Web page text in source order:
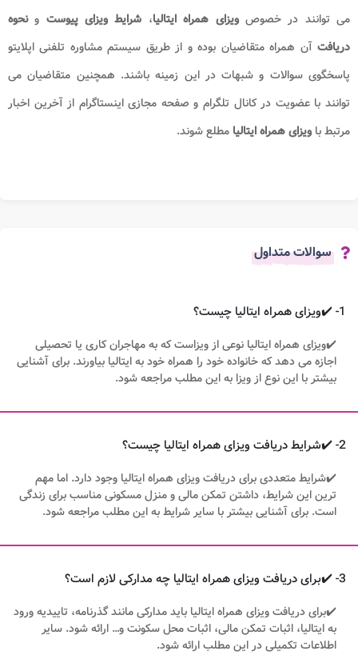
می توانند در خصوصویزای همراه ایتالیا، شرایط ویزای پیوست ونحوه
دریافت آن همراه متقاضیان بوده و از طریق سیستم مشاوره تلفنی اپلایتو
پاسخگوی سوالات و شبهات در این زمینه باشند. همچنین متقاضیان می
توانند با عضویت در کانال تلگرام و صفحه مجازی اینستاگرام از آخرین اخبار
مرتبط با ویزای همراه ایتالیا مطلع شوند.
سوالات متداول
1- ✔️ویزای همراه ایتالیا چیست؟
✔️ویزای همراه ایتالیا نوعی از ویزاست که به مهاجران کاری یا تحصیلی
اجازه می دهد که خانواده خود را همراه خود به ایتالیا بیاورند. برای آشنایی
بیشتر با این نوع از ویزا به این مطلب مراجعه شود.
2- ✔️شرایط دریافت ویزای همراه ایتالیا چیست؟
✔️شرایط متعددی برای دریافت ویزای همراه ایتالیا وجود دارد. اما مهم
ترین این شرایط، داشتن تمکن مالی و منزل مسکونی مناسب برای زندگی
است. برای آشنایی بیشتر با سایر شرایط به این مطلب مراجعه شود.
3- ✔️برای دریافت ویزای همراه ایتالیا چه مدارکی لازم است؟
✔️برای دریافت ویزای همراه ایتالیا باید مدارکی مانند گذرنامه، تاییدیه ورود
به ایتالیا، اثبات تمکن مالی، اثبات محل سکونت و… ارائه شود. سایر
اطلاعات تکمیلی در این مطلب ارائه شود.